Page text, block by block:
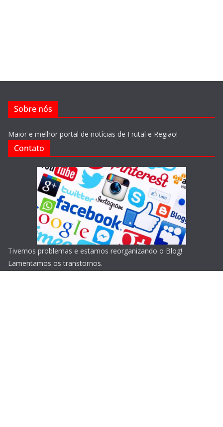
Sobre nós
Maior e melhor portal de notícias de Frutal e Região!
Contato
Tivemos problemas e estamos reorganizando o Blog!
Lamentamos os transtornos.